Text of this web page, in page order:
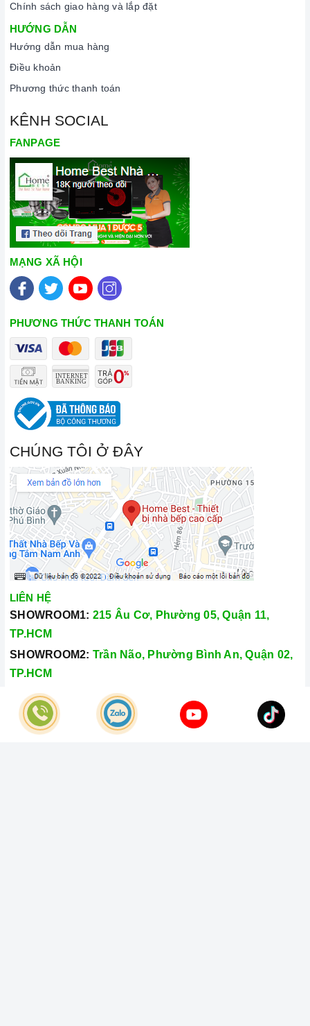
Chính sách giao hàng và lắp đặt
HƯỚNG DẪN
Hướng dẫn mua hàng
Điều khoản
Phương thức thanh toán
KÊNH SOCIAL
FANPAGE
MẠNG XÃ HỘI
PHƯƠNG THỨC THANH TOÁN
CHÚNG TÔI Ở ĐÂY
LIÊN HỆ
SHOWROOM1: 215 Âu Cơ, Phường 05, Quận 11,
TP.HCM
SHOWROOM2: Trần Não, Phường Bình An, Quận 02,
TP.HCM
Hotline:
028.66.79.8989
Khiếu nại: 0933.800.899